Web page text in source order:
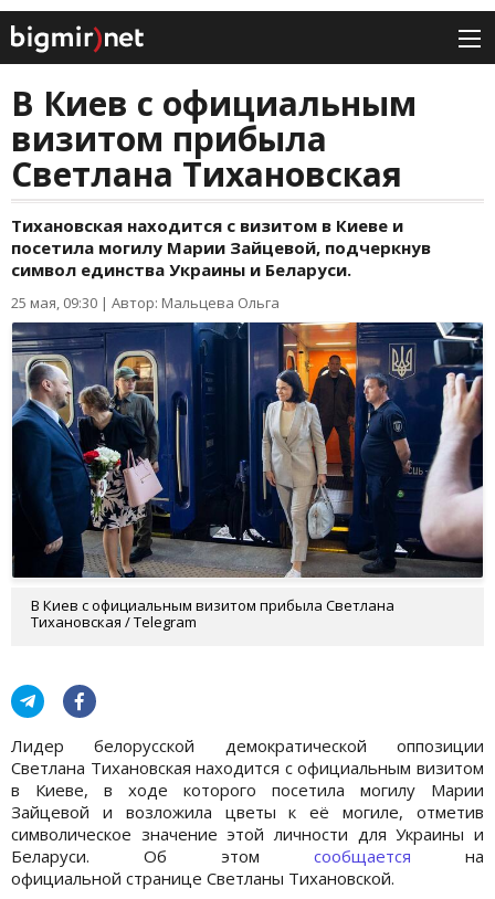
В Киев с официальным
визитом прибыла
Светлана Тихановская
Тихановская находится с визитом в Киеве и
посетила могилу Марии Зайцевой, подчеркнув
символ единства Украины и Беларуси.
25 мая, 09:30 | Автор: Мальцева Ольга
В Киев с официальным визитом прибыла Светлана
Тихановская / Telegram
Лидер белорусской демократической оппозиции
Светлана Тихановская находится с официальным визитом
в Киеве, в ходе которого посетила могилу Марии
Зайцевой и возложила цветы к её могиле, отметив
символическое значение этой личности для Украины и
Беларуси. Об этом сообщается на
официальной странице Светланы Тихановской.